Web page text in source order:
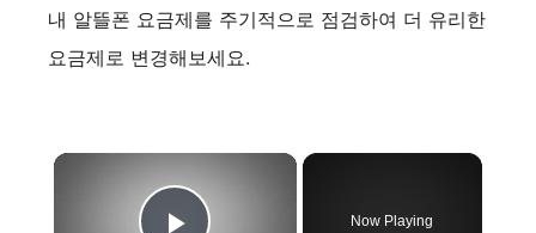
내 알뜰폰 요금제를 주기적으로 점검하여 더 유리한
요금제로 변경해보세요.
×
Now Playing